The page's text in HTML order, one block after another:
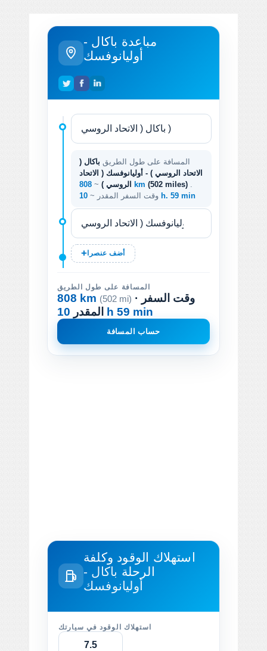
مباعدة باكال -
أوليانوفسك
المسافة على طول الطريق باكال (
الاتحاد الروسي ) - أوليانوفسك ( الاتحاد
الروسي ) ~ 808 km (502 miles)
وقت السفر المقدر ~ 10 h. 59 min
أضف عنصرا
المسافة على طول الطريق
808 km (502 mi) · وقت السفر
المقدر 10 h 59 min
حساب المسافة
استهلاك الوقود وكلفة
الرحلة باكال -
أوليانوفسك
استهلاك الوقود في سيارتك